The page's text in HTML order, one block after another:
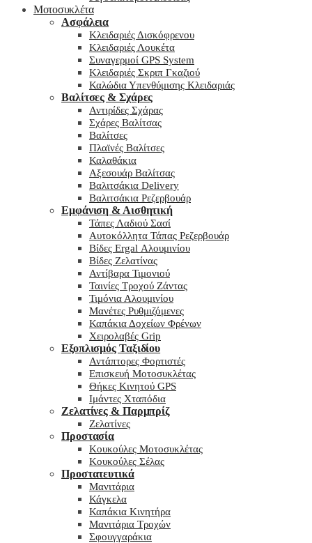
Μοτοσυκλέτα
Ασφάλεια
Κλειδαριές Δισκόφρενου
Κλειδαριές Λουκέτα
Συναγερμοί GPS System
Κλειδαριές Σκριπ Γκαζιού
Καλώδια Υπενθύμισης Κλειδαριάς
Βαλίτσες & Σχάρες
Αντιρίδες Σχάρας
Σχάρες Βαλίτσας
Βαλίτσες
Πλαϊνές Βαλίτσες
Καλαθάκια
Αξεσουάρ Βαλίτσας
Βαλιτσάκια Delivery
Βαλιτσάκια Ρεζερβουάρ
Εμφάνιση & Αισθητική
Τάπες Λαδιού Σασί
Αυτοκόλλητα Τάπας Ρεζερβουάρ
Βίδες Ergal Αλουμινίου
Βίδες Ζελατίνας
Αντίβαρα Τιμονιού
Ταινίες Τροχού Ζάντας
Τιμόνια Αλουμινίου
Μανέτες Ρυθμιζόμενες
Καπάκια Δοχείων Φρένων
Χειρολαβές Grip
Εξοπλισμός Ταξιδίου
Αντάπτορες Φορτιστές
Επισκευή Μοτοσυκλέτας
Θήκες Κινητού GPS
Ιμάντες Χταπόδια
Ζελατίνες & Παρμπρίζ
Ζελατίνες
Προστασία
Κουκούλες Μοτοσυκλέτας
Κουκούλες Σέλας
Προστατευτικά
Μανιτάρια
Κάγκελα
Καπάκια Κινητήρα
Μανιτάρια Τροχών
Σφουγγαράκια